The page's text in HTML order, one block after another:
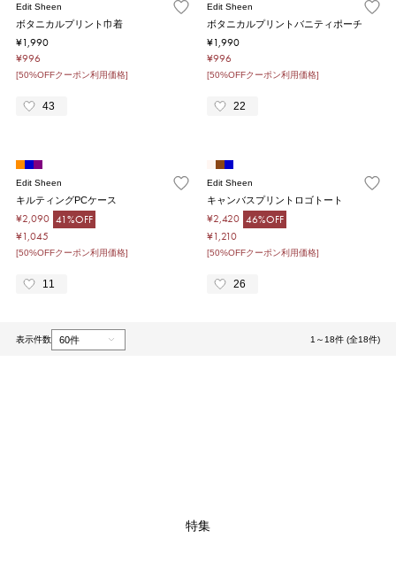
Edit Sheen
ボタニカルプリント巾着
¥1,990
¥996
[50%OFFクーポン利用価格]
43
Edit Sheen
ボタニカルプリントバニティポーチ
¥1,990
¥996
[50%OFFクーポン利用価格]
22
Edit Sheen
キルティングPCケース
¥2,090 41%OFF
¥1,045
[50%OFFクーポン利用価格]
11
Edit Sheen
キャンバスプリントロゴトート
¥2,420 46%OFF
¥1,210
[50%OFFクーポン利用価格]
26
表示件数 1～18件 (全18件)
特集